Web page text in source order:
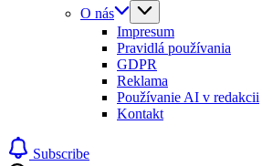
O nás
Impresum
Pravidlá používania
GDPR
Reklama
Používanie AI v redakcii
Kontakt
Subscribe